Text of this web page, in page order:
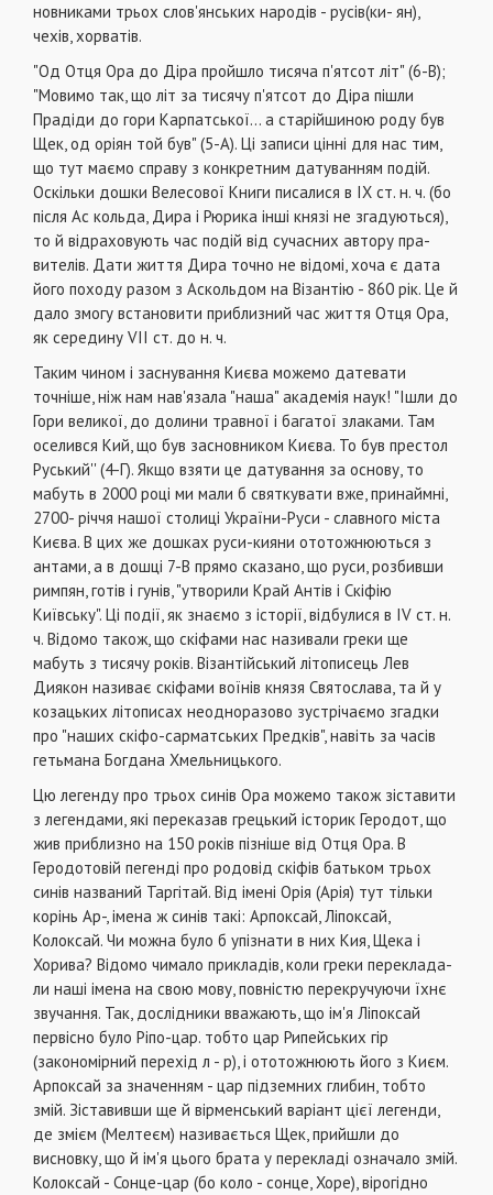
новниками трьох слов'янських народів - русів(ки- ян),
чехів, хорватів.
"Од Отця Ора до Діра пройшло тисяча п'ятсот літ" (6-В);
"Мовимо так, що літ за тисячу п'ятсот до Діра пішли
Прадіди до гори Карпатської... а старій­шиною роду був
Щек, од оріян той був" (5-А). Ці записи цінні для нас тим,
що тут маємо справу з конкретним датуванням подій.
Оскільки дошки Велесової Книги писалися в IX ст. н. ч. (бо
після Ас кольда, Дира і Рюрика інші князі не згадуються),
то й відраховують час подій від сучасних автору пра­
вителів. Дати життя Дира точно не відомі, хоча є дата
його походу разом з Аскольдом на Візантію - 860 рік. Це й
дало змогу встановити приблизний час життя Отця Ора,
як середину VII ст. до н. ч.
Таким чином і заснування Києва можемо датeвати
точніше, ніж нам нав'язала "наша" академія наук! "Ішли до
Гори великої, до долини травної і багатої злаками. Там
оселився Кий, що був зас­новником Києва. То був престол
Руський'' (4-Г). Як­що взяти це датування за основу, то
мабуть в 2000 році ми мали б святкувати вже, принаймні,
2700- річчя нашої столиці України-Руси - славного міста
Києва. В цих же дошках руси-кияни ототожнюють­ся з
антами, а в дошці 7-В прямо сказано, що ру­си, розбивши
римпян, готів і гунів, "утворили Край Антів і Скіфію
Київську". Ці події, як знаємо з істо­рії, відбулися в IV ст. н.
ч. Відомо також, що скіфа­ми нас називали греки ще
мабуть з тисячу років. Візантійський літописець Лев
Диякон називає скі­фами воїнів князя Святослава, та й у
козацьких літописах неодноразово зустрічаємо згадки
про "на­ших скіфо-сарматських Предків", навіть за часів
гетьмана Богдана Хмельницького.
Цю легенду про трьох синів Ора можемо та­кож зіставити
з легендами, які переказав грецький історик Геродот, що
жив приблизно на 150 років пізніше від Отця Ора. В
Геродотовій пегенді про родовід скіфів батьком трьох
синів названий Таргітай. Від імені Орія (Арія) тут тільки
корінь Ар-, іме­на ж синів такі: Арпоксай, Ліпоксай,
Колоксай. Чи можна було б упізнати в них Кия, Щека і
Хорива? Відомо чимало прикладів, коли греки переклада­
ли наші імена на свою мову, повністю перекручу­ючи їхнє
звучання. Так, дослідники вважають, що ім'я Ліпоксай
первісно було Ріпо-цар. тобто цар Рипейських гір
(закономірний перехід л - р), і ототож­нюють його з Києм.
Арпоксай за значенням - цар підземних глибин, тобто
змій. Зіставивши ще й вір­менський варіант цієї легенди,
де змієм (Мелтеєм) називається Щек, прийшли до
висновку, що й ім'я цього брата у перекладі означало змій.
Колоксай - Сонце-цар (бо коло - сонце, Хоре), вірогідно